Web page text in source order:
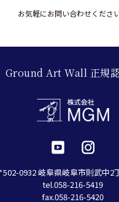
お気軽にお問い合わせください
Ground Art Wall 正規
502-0932 岐阜県岐阜市則武中2
tel.058-216-5419
fax.058-216-5420